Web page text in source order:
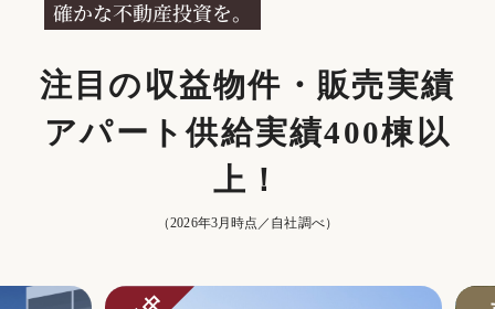
注⽬の収益物件・販売実績
アパート供給実績400棟以
上！
（2026年3月時点／自社調べ）